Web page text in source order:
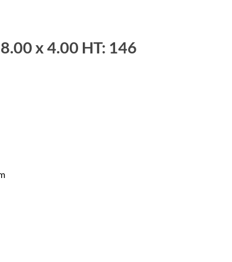
x 4.00 HT: 146